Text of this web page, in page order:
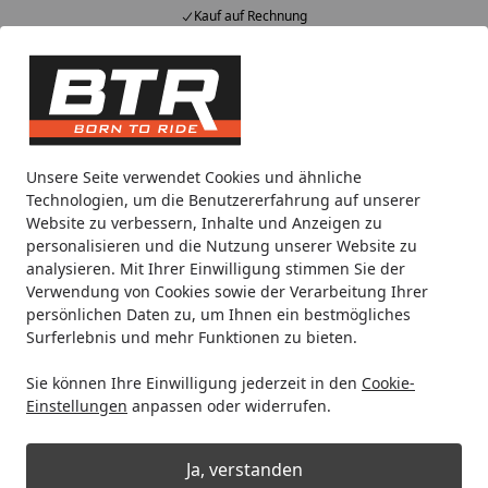
Unsere Seite verwendet Cookies und ähnliche
Technologien, um die Benutzererfahrung auf unserer
Website zu verbessern, Inhalte und Anzeigen zu
personalisieren und die Nutzung unserer Website zu
analysieren. Mit Ihrer Einwilligung stimmen Sie der
Verwendung von Cookies sowie der Verarbeitung Ihrer
persönlichen Daten zu, um Ihnen ein bestmögliches
Surferlebnis und mehr Funktionen zu bieten.
Sie können Ihre Einwilligung jederzeit in den Cookie-
Einstellungen anpassen oder widerrufen.
Ja, verstanden
Kauf auf Rechnung
Alle Produkte
Mein Konto
Suchen
Startseite
Motorradteile & Ersatzteile Kraftübertragung
RK Kette 530XSOZ1 118 Glieder